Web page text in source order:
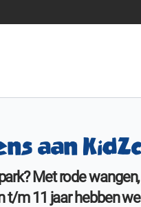
aan
Met rode
t/m 11 jaar hebben